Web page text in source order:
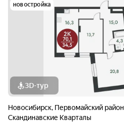
новостройка
3D-тур
Новосибирск, Первомайский район
Скандинавские Кварталы